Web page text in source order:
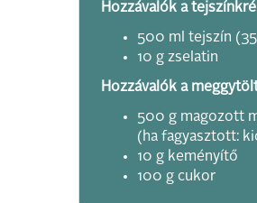
Hozzávalók a
500 ml tejszín
10 g zselatin
Hozzávalók a
500 g magozott
(ha fagyasztott:
10 g keményítő
100 g cukor